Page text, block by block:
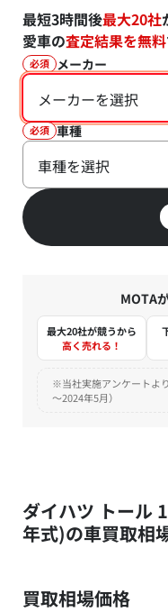
最短3時間後最大20社
愛車の査定結果を無料
必須 メーカー
メーカーを選択
必須 車種
車種を選択
MOTA
最大20社が競うから
高く売れる！
※当社実施アンケートよ
～2024年5月）
ダイハツ トール
年式)の車買取相
買取相場価格